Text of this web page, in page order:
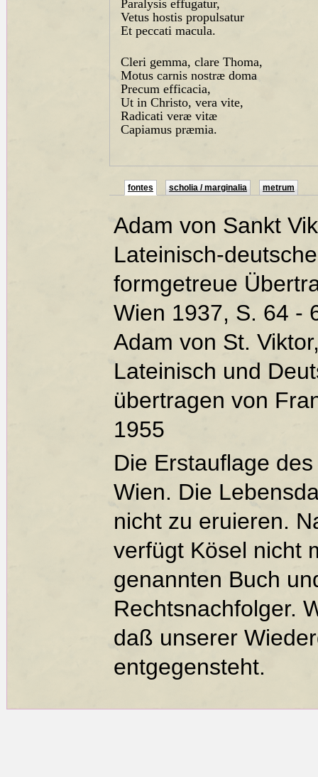
Paralysis effugatur,
Vetus hostis propulsatur
Et peccati macula.
Cleri gemma, clare Thoma,
Motus carnis nostræ doma
Precum efficacia,
Ut in Christo, vera vite,
Radicati veræ vitæ
Capiamus præmia.
fontes scholia / marginalia metrum
Adam von Sankt
Lateinisch-
formgetreue
Wien 1937, S. 64 -
Adam von St.
Lateinisch und
übertragen von
1955
Die Erstauflage
Wien. Die
nicht zu eruieren.
verfügt Kösel nicht
genannten Buch
Rechtsnachfolger.
daß unserer
entgegensteht.